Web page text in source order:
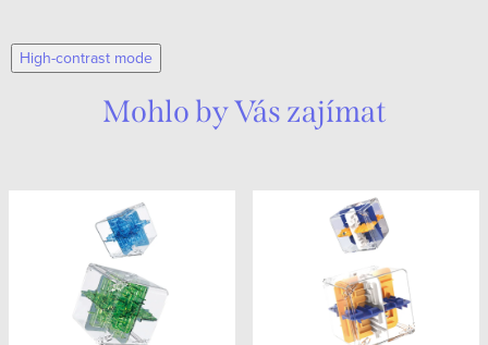
High-contrast mode
Mohlo by Vás zajímat